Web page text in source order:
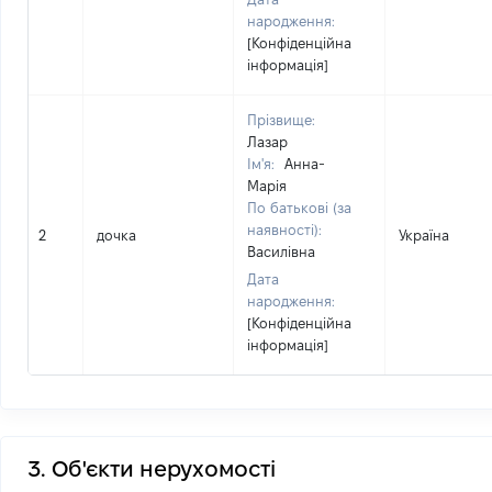
народження:
[Конфіденційна
інформація]
2 дочка
Прізвище:
Лазар
Ім'я:
Анна-
Марія
По батькові (за
наявності):
Василівна
Дата
народження:
[Конфіденційна
інформація]
Україна
3. Об'єкти нерухомості